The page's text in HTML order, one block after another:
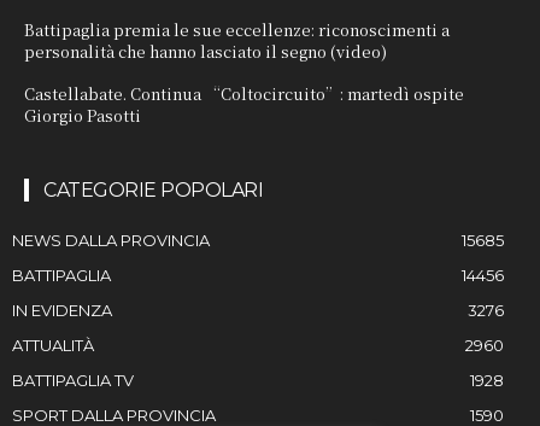
Battipaglia premia le sue eccellenze: riconoscimenti a
personalità che hanno lasciato il segno (video)
Castellabate. Continua “Coltocircuito”: martedì ospite
Giorgio Pasotti
CATEGORIE POPOLARI
NEWS DALLA PROVINCIA
15685
BATTIPAGLIA
14456
IN EVIDENZA
3276
ATTUALITÀ
2960
BATTIPAGLIA TV
1928
SPORT DALLA PROVINCIA
1590